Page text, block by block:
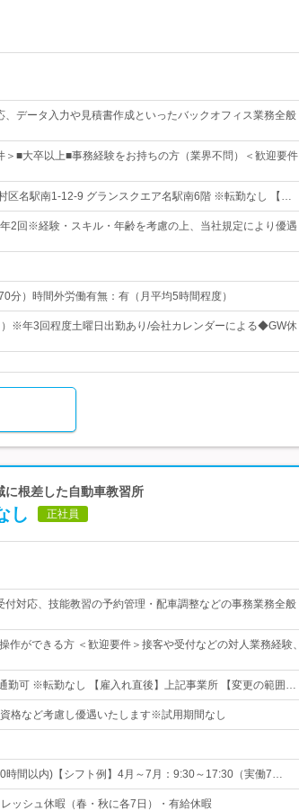
データ入力や見積書作成といったバックオフィス業務全般
■大卒以上■事務経験をお持ちの方（業界不問）＜歓迎要件
区名駅南1-12-9 グランスクエア名駅南6階 ※転勤なし 【…
2回※経験・スキル・年齢を考慮の上、当社規定により優遇
分）時間外労働有無：有（月平均5時間程度）
※年3回程度土曜日出勤あり/会社カレンダーによる◆GW休
根差した自動車教習所
し 正社員
対応、技能教習の予約管理・配車調整などの事務業務全般
作ができる方 ＜歓迎要件＞接客や受付などの対人業務経験、
勤可 ※転勤なし 【雇入れ直後】上記事業所 【変更の範囲…
格など考慮し優遇いたします※試用期間なし
時間以内)【シフト例】4月～7月：9:30～17:30（実働7…
ッシュ休暇（春・秋に各7日）・有給休暇